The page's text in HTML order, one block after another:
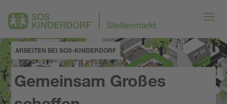
ARBEITEN BEI SOS-KINDERDORF
Gemeinsam Großes